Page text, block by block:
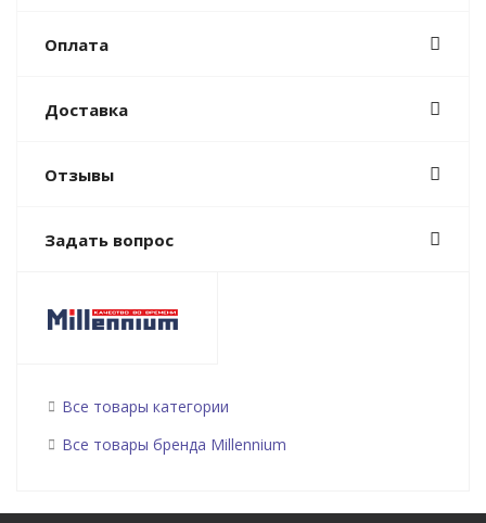
Оплата
Доставка
Отзывы
Задать вопрос
Все товары категории
Все товары бренда Millennium